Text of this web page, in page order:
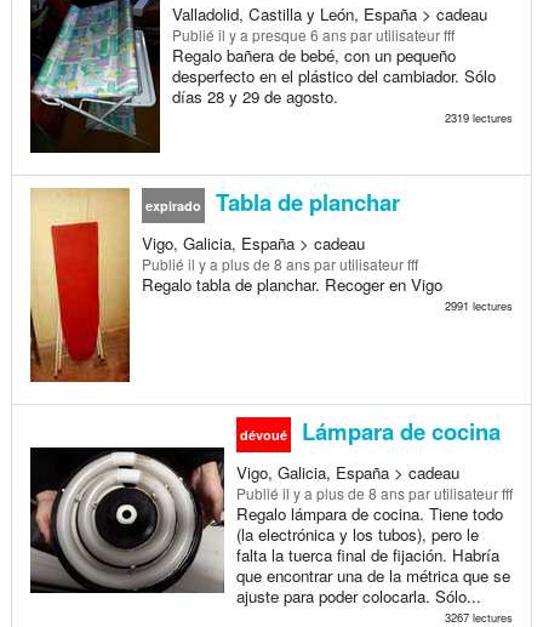
Valladolid, Castilla y León, España > cadeau
Publié il y a presque 6 anspar utilisateur fff
Regalo bañera de bebé, con un pequeño
desperfecto en el plástico del cambiador. Sólo
días 28 y 29 de agosto.
2319 lectures
expirado Tabla de planchar
Vigo, Galicia, España > cadeau
Publié il y a plus de 8 anspar utilisateur fff
Regalo tabla de planchar. Recoger en Vigo
2991 lectures
dévoué Lámpara de cocina
Vigo, Galicia, España > cadeau
Publié il y a plus de 8 anspar utilisateur fff
Regalo lámpara de cocina. Tiene todo
(la electrónica y los tubos), pero le
falta la tuerca final de fijación. Habría
que encontrar una de la métrica que se
ajuste para poder colocarla. Sólo...
3267 lectures